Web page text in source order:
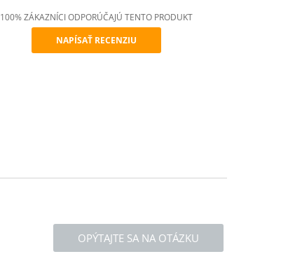
100% ZÁKAZNÍCI ODPORÚČAJÚ TENTO PRODUKT
NAPÍSAŤ RECENZIU
OPÝTAJTE SA NA OTÁZKU